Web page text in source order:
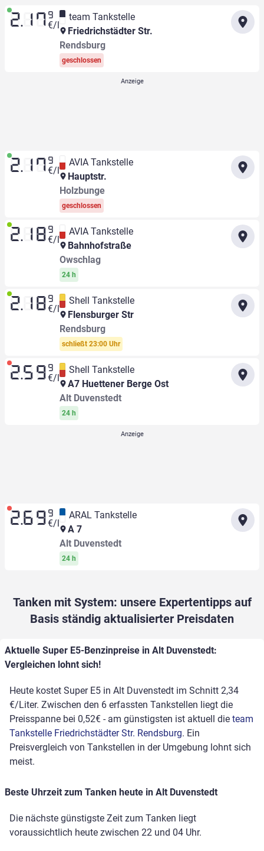
2.17 9
€/l
team Tankstelle
Friedrichstädter Str.
Rendsburg
geschlossen
2.17 9
€/l
AVIA Tankstelle
Hauptstr.
Holzbunge
geschlossen
2.18 9
€/l
AVIA Tankstelle
Bahnhofstraße
Owschlag
24 h
2.18 9
€/l
Shell Tankstelle
Flensburger Str
Rendsburg
schließt 23:00 Uhr
2.59 9
€/l
Shell Tankstelle
A7 Huettener Berge Ost
Alt Duvenstedt
24 h
2.69 9
€/l
ARAL Tankstelle
A 7
Alt Duvenstedt
24 h
Tanken mit System: unsere Expertentipps auf
Basis ständig aktualisierter Preisdaten
Aktuelle Super E5-Benzinpreise in Alt Duvenstedt:
Vergleichen lohnt sich!
Heute kostet Super E5 in Alt Duvenstedt im Schnitt 2,34
€/Liter. Zwischen den 6 erfassten Tankstellen liegt die
Preisspanne bei 0,52€ - am günstigsten ist aktuell die team
Tankstelle Friedrichstädter Str. Rendsburg. Ein
Preisvergleich von Tankstellen in der Umgebung lohnt sich
meist.
Beste Uhrzeit zum Tanken heute in Alt Duvenstedt
Die nächste günstigste Zeit zum Tanken liegt
voraussichtlich heute zwischen 22 und 04 Uhr.